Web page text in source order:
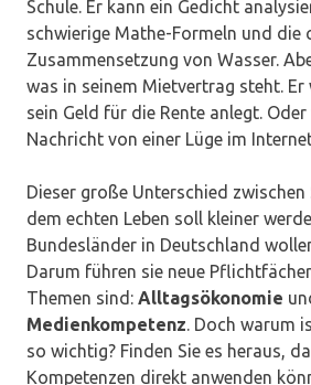
Schule. Er kann ein Gedicht
schwierige Mathe-Formeln und die
Zusammensetzung von Wasser.
was in seinem Mietvertrag steht. Er
sein Geld für die Rente anlegt.
Nachricht von einer Lüge im
Dieser große Unterschied zwischen
dem echten Leben soll kleiner
Bundesländer in Deutschland
Darum führen sie neue
Themen sind: Alltagsökonomie
Medienkompetenz. Doch warum
so wichtig? Finden Sie es heraus,
Kompetenzen direkt anwenden